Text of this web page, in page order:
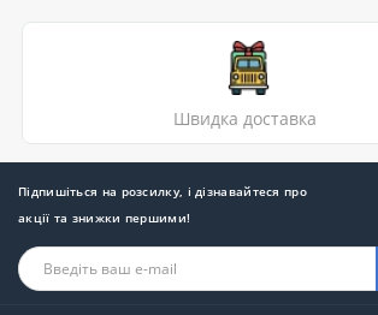
Швидка доставка
Підпишіться на розсилку, і дізнавайтеся про
акції та знижки першими!